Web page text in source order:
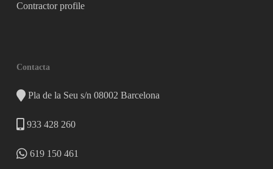
Contractor profile
Contacta
Pla de la Seu s/n 08002 Barcelona
933 428 260
619 150 461